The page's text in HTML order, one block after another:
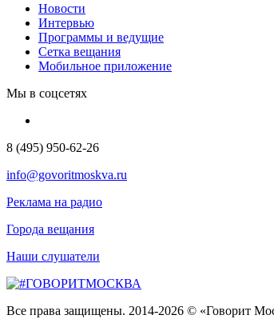
Новости
Интервью
Программы и ведущие
Сетка вещания
Мобильное приложение
Мы в соцсетях
8 (495) 950-62-26
info@govoritmoskva.ru
Реклама на радио
Города вещания
Наши слушатели
Все права защищены. 2014-2026 © «Говорит